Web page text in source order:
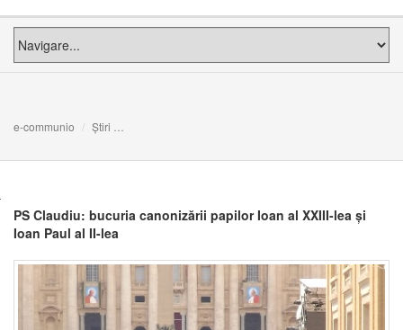
e-communio Știri
PS Claudiu: bucuria canonizării papilor Ioan al XXIII-lea și
Ioan Paul al II-lea